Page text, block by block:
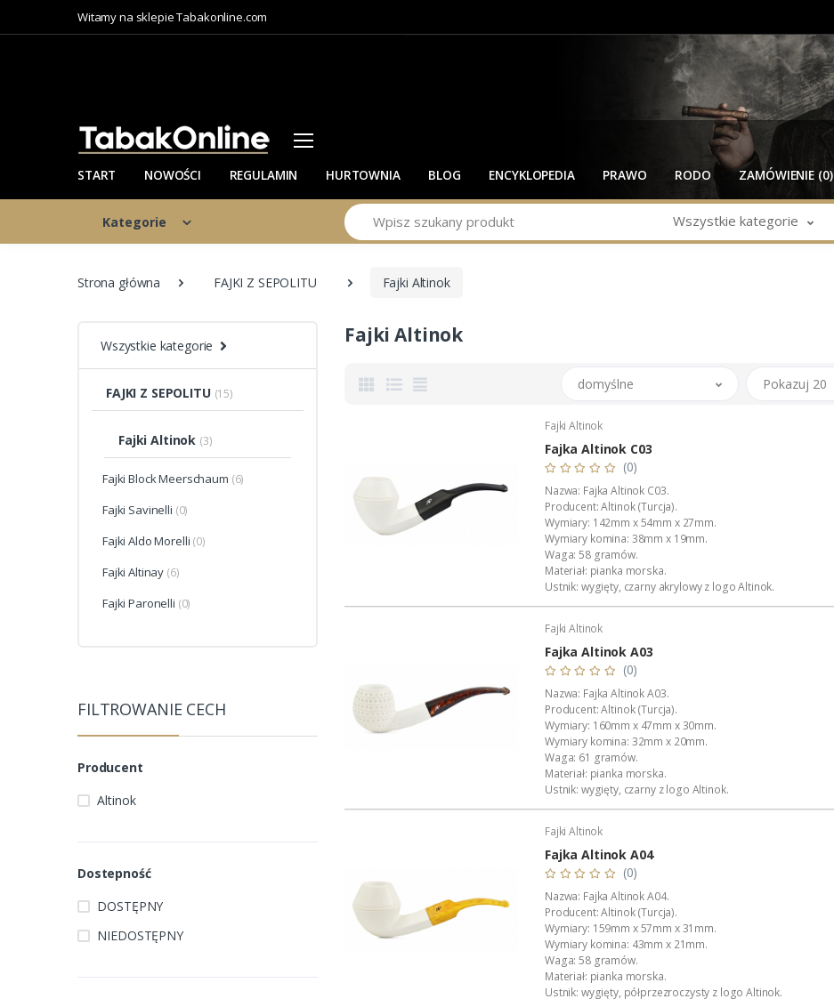
Witamy na sklepie Tabakonline.com
START NOWOŚCI REGULAMIN HURTOWNIA BLOG ENCYKLOPEDIA PRAWO RODO ZAMÓWIENIE (0)
Kategorie
Szukaj Wszystkie kategorie
Strona główna FAJKI Z SEPOLITU Fajki Altinok
Wszystkie kategorie
FAJKI Z SEPOLITU (15)
Fajki Altinok (3)
Fajki Block Meerschaum (6)
Fajki Savinelli (0)
Fajki Aldo Morelli (0)
Fajki Altinay (6)
Fajki Paronelli (0)
FILTROWANIE CECH
Producent
Altinok
Dostepność
DOSTĘPNY
NIEDOSTĘPNY
Fajki Altinok
domyślne Pokazuj 20
Fajki Altinok
Fajka Altinok C03
(0)
Nazwa: Fajka Altinok C03.
Producent: Altinok (Turcja).
Wymiary: 142mm x 54mm x 27mm.
Wymiary komina: 38mm x 19mm.
Waga: 58 gramów.
Materiał: pianka morska.
Ustnik: wygięty, czarny akrylowy z logo Altinok.
Filtrowanie: bez filtra (kanał 3,0 mm).
Zastosowanie: do palenia tytoniu fajkowego.
Podana wartość to: cena za jedną fajkę.
Fajki Altinok
Fajka Altinok A03
(0)
Nazwa: Fajka Altinok A03.
Producent: Altinok (Turcja).
Wymiary: 160mm x 47mm x 30mm.
Wymiary komina: 32mm x 20mm.
Waga: 61 gramów.
Materiał: pianka morska.
Ustnik: wygięty, czarny z logo Altinok.
Filtrowanie: bez filtra (kanał 3,0 mm).
Zastosowanie: do palenia tytoniu fajkowego.
Podana wartość to: cena za jedną fajkę.
Fajki Altinok
Fajka Altinok A04
(0)
Nazwa: Fajka Altinok A04.
Producent: Altinok (Turcja).
Wymiary: 159mm x 57mm x 31mm.
Wymiary komina: 43mm x 21mm.
Waga: 58 gramów.
Materiał: pianka morska.
Ustnik: wygięty, półprzezroczysty z logo Altinok.